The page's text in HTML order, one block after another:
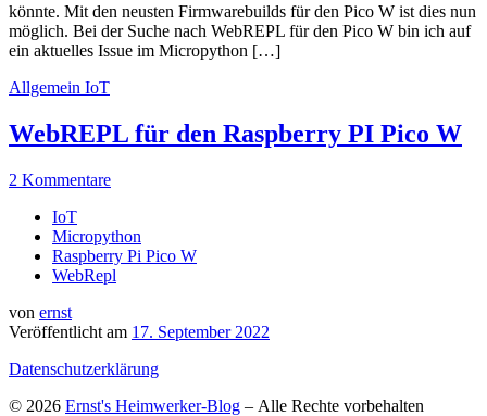
könnte. Mit den neusten Firmwarebuilds für den Pico W ist dies nun
möglich. Bei der Suche nach WebREPL für den Pico W bin ich auf
ein aktuelles Issue im Micropython […]
Allgemein IoT
WebREPL für den Raspberry PI Pico W
2 Kommentare
IoT
Micropython
Raspberry Pi Pico W
WebRepl
von ernst
Veröffentlicht am 17. September 2022
Datenschutzerklärung
© 2026 Ernst's Heimwerker-Blog – Alle Rechte vorbehalten